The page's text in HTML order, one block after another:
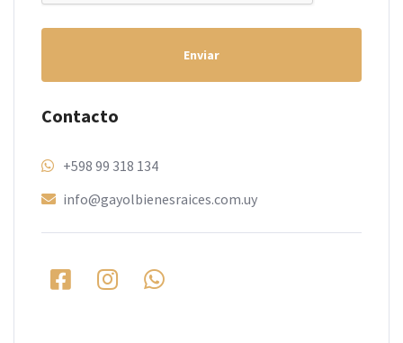
Enviar
Contacto
+598 99 318 134
info@gayolbienesraices.com.uy